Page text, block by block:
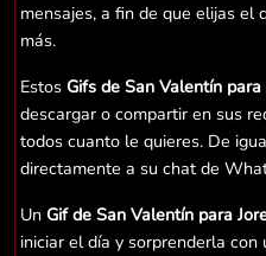
mensajes, a fin de que elijas el
más.
Estos Gifs de San Valentín para
descargar o compartir en sus
todos cuanto le quieres. De
directamente a su chat de
Un Gif de San Valentín para
iniciar el día y sorprenderla